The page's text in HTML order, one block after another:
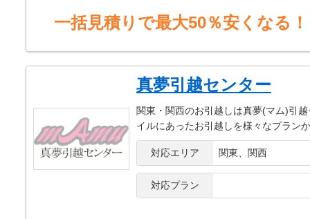
一括見積りで最大50％安くなる！
真夢引越センター
関東・関西のお引越しは真夢(マム)引
イルにあったお引越しを様々なプラン
対応エリア 関東、関西
対応プラン